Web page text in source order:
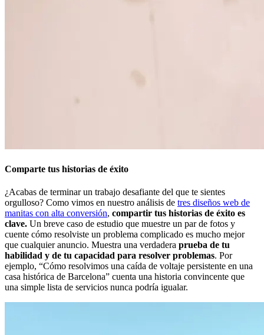
Comparte tus historias de éxito
¿Acabas de terminar un trabajo desafiante del que te sientes
orgulloso? Como vimos en nuestro análisis de tres diseños web de
manitas con alta conversión, compartir tus historias de éxito es
clave. Un breve caso de estudio que muestre un par de fotos y
cuente cómo resolviste un problema complicado es mucho mejor
que cualquier anuncio. Muestra una verdadera prueba de tu
habilidad y de tu capacidad para resolver problemas. Por
ejemplo, “Cómo resolvimos una caída de voltaje persistente en una
casa histórica de Barcelona” cuenta una historia convincente que
una simple lista de servicios nunca podría igualar.